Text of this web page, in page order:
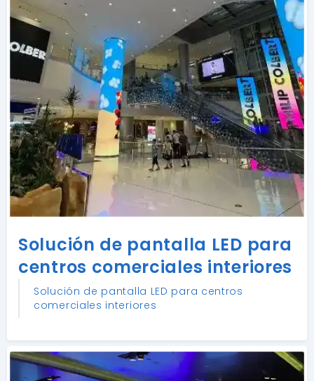
Solución de pantalla LED para
centros comerciales interiores
Solución de pantalla LED para centros
comerciales interiores